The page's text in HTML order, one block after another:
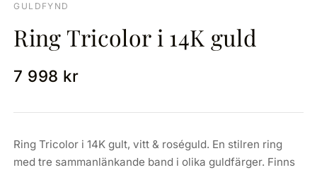
GULDFYND
Ring Tricolor i 14K guld
7 998 kr
Ring Tricolor i 14K gult, vitt & roséguld. En stilren ring
med tre sammanlänkande band i olika guldfärger. Finns